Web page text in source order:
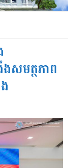
សមត្ថភាព